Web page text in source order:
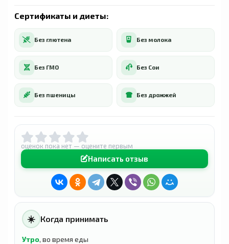
Сертификаты и диеты:
Без глютена Без молока
Без ГМО Без Сои
Без пшеницы Без дрожжей
оценок пока нет — оцените первым
Написать отзыв
☀️ Когда принимать
Утро, во время еды